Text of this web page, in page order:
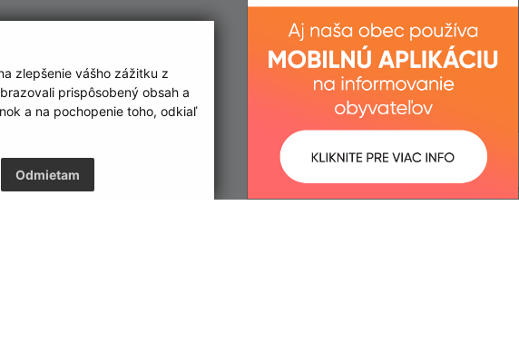
zlepšenie vášho zážitku z
prispôsobený obsah a
a na pochopenie toho, odkiaľ
Odmietam